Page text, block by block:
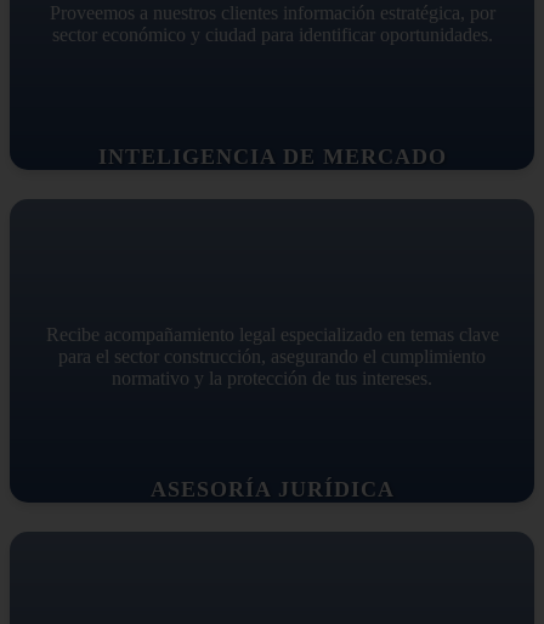
INTELIGENCIA DE MERCADO
Proveemos a nuestros clientes información estratégica, por
sector económico y ciudad para identificar oportunidades.
ASESORÍA JURÍDICA
Recibe acompañamiento legal especializado en temas clave
para el sector construcción, asegurando el cumplimiento
normativo y la protección de tus intereses.